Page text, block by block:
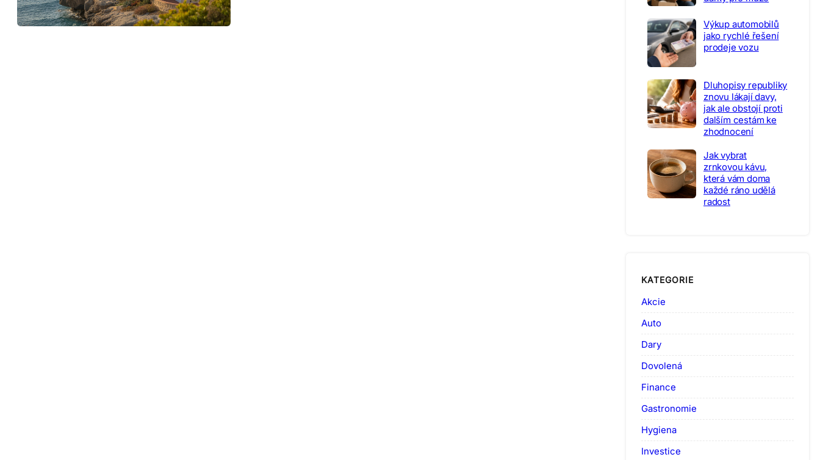
Výkup automobilů
jako rychlé řešení
prodeje vozu
Dluhopisy republiky
znovu lákají davy,
jak ale obstojí proti
dalším cestám ke
zhodnocení
Jak vybrat
zrnkovou kávu,
která vám doma
každé ráno udělá
radost
KATEGORIE
Akcie
Auto
Dary
Dovolená
Finance
Gastronomie
Hygiena
Investice